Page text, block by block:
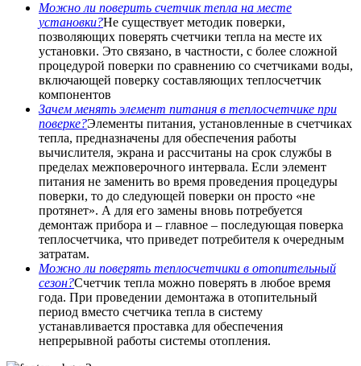
Можно ли поверить счетчик тепла на месте
установки?Не существует методик поверки,
позволяющих поверять счетчики тепла на месте их
установки. Это связано, в частности, с более сложной
процедурой поверки по сравнению со счетчиками воды,
включающей поверку составляющих теплосчетчик
компонентов
Зачем менять элемент питания в теплосчетчике при
поверке?Элементы питания, установленные в счетчиках
тепла, предназначены для обеспечения работы
вычислителя, экрана и рассчитаны на срок службы в
пределах межповерочного интервала. Если элемент
питания не заменить во время проведения процедуры
поверки, то до следующей поверки он просто «не
протянет». А для его замены вновь потребуется
демонтаж прибора и – главное – последующая поверка
теплосчетчика, что приведет потребителя к очередным
затратам.
Можно ли поверять теплосчетчики в отопительный
сезон?Счетчик тепла можно поверять в любое время
года. При проведении демонтажа в отопительный
период вместо счетчика тепла в систему
устанавливается проставка для обеспечения
непрерывной работы системы отопления.